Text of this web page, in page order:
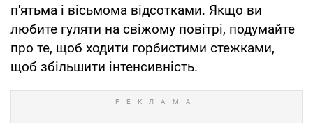
п'ятьма і вісьмома відсотками. Якщо ви
любите гуляти на свіжому повітрі, подумайте
про те, щоб ходити горбистими стежками,
щоб збільшити інтенсивність.